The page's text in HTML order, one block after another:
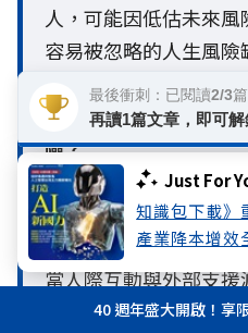
Just For
知識包下載》
產業降本增效
人，可能因低估未來
容易被忽略的人生風險
Q4. 超高齡社會為什麼
險？
A4：隨著台灣邁入超
庭化導致家庭結構徹底
大增，使個人原有的社
當人際互動與外部支
發的健康或財務危機
40 週年盛大開啟！享
最後衝刺：已閱讀2/3
再讀1篇文章，即可解